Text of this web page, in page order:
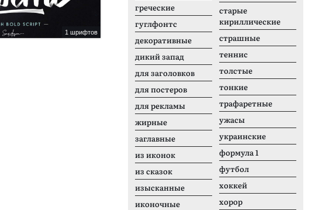
1 шрифтов 2 шрифтов
Hestli Duo
греческие
гуглфонтс
декоративные
дикий запад
для заголовков
для постеров
для рекламы
жирные
заглавные
из иконок
из сказок
изысканные
иконочные
старые
кириллические
страшные
теннис
толстые
тонкие
трафаретные
ужасы
украинские
формула 1
футбол
хоккей
хорор